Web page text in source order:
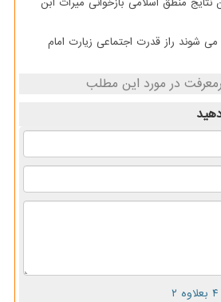
شوند راز قدرت اجتماعی زیارت امام
در مورد این مطلب
۲